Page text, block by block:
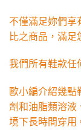
不僅滿足妳們享
比之商品，滿足
我們所有鞋款任
歐小編介紹幾點
劑和油脂類溶液
境下長時間穿用